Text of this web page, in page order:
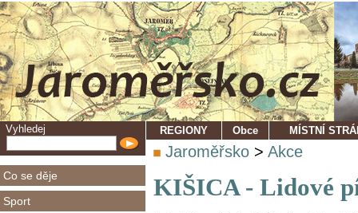
Vyhledej
Co se děje
Sport
REGIONY Obce MÍSTNÍ
Jaroměřsko > Akce
KIŠICA - Lidové